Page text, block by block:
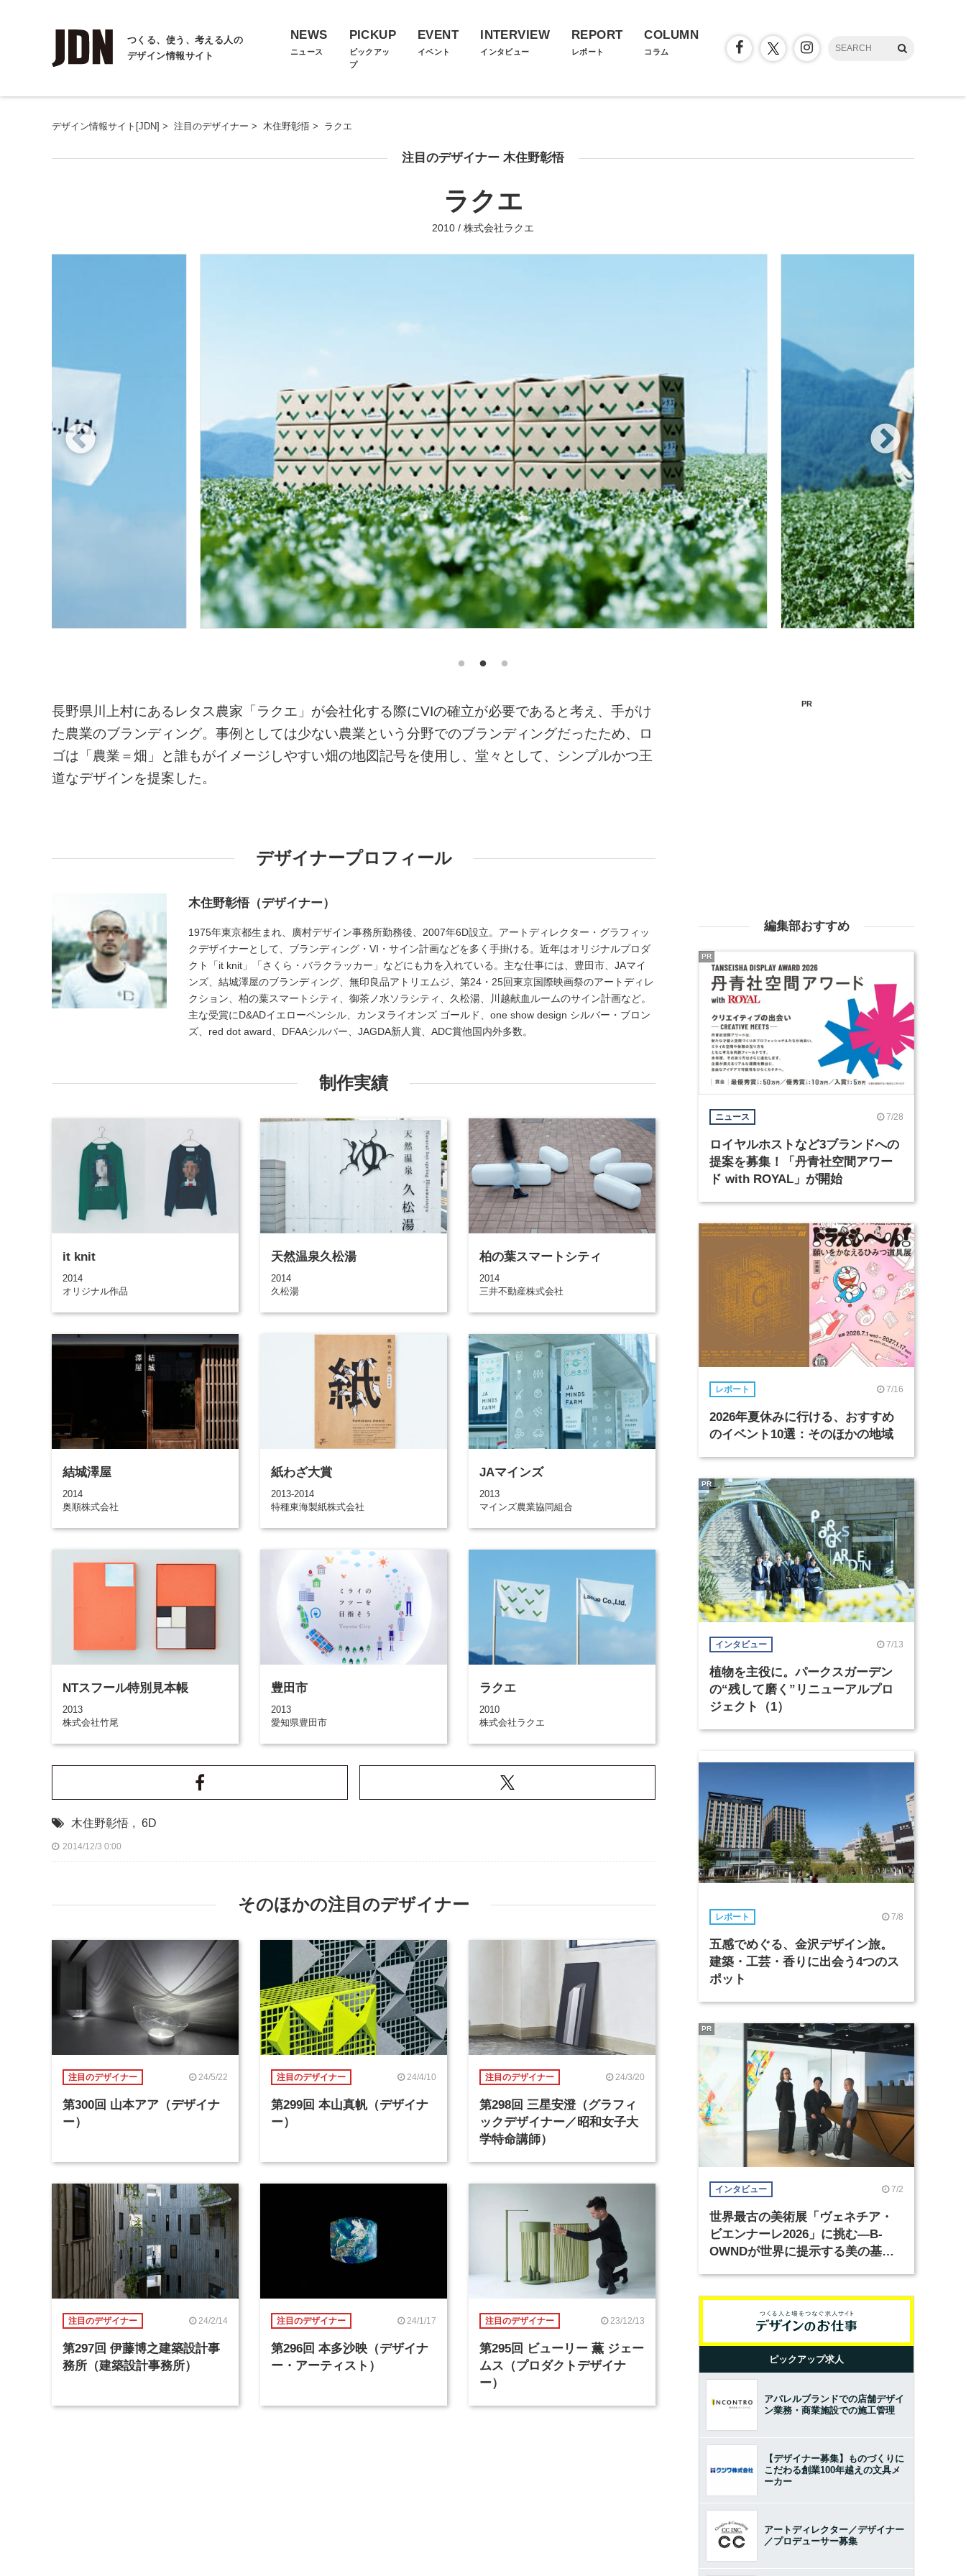
つくる、使う、考える人の
デザイン情報サイト
NEWS
ニュース
PICKUP
ピックアッ
プ
EVENT
イベント
INTERVIEW
インタビュー
REPORT
レポート
COLUMN
コラム
デザイン情報サイト[JDN] > 注目のデザイナー > 木住野彰悟 > ラクエ
注目のデザイナー 木住野彰悟
ラクエ
2010 / 株式会社ラクエ
長野県川上村にあるレタス農家「ラクエ」が会社化する際にVIの確立が必要であると考え、手がけ
た農業のブランディング。事例としては少ない農業という分野でのブランディングだったため、ロ
ゴは「農業＝畑」と誰もがイメージしやすい畑の地図記号を使用し、堂々として、シンプルかつ王
道なデザインを提案した。
デザイナープロフィール
木住野彰悟（デザイナー）
1975年東京都生まれ、廣村デザイン事務所勤務後、2007年6D設立。アートディレクター・グラフィッ
クデザイナーとして、ブランディング・VI・サイン計画などを多く手掛ける。近年はオリジナルプロダ
クト「it knit」「さくら・バラクラッカー」などにも力を入れている。主な仕事には、豊田市、JAマイ
ンズ、結城澤屋のブランディング、無印良品アトリエムジ、第24・25回東京国際映画祭のアートディレ
クション、柏の葉スマートシティ、御茶ノ水ソラシティ、久松湯、川越献血ルームのサイン計画など。
主な受賞にD&ADイエローペンシル、カンヌライオンズ ゴールド、one show design シルバー・ブロン
ズ、red dot award、DFAAシルバー、JAGDA新人賞、ADC賞他国内外多数。
制作実績
it knit
2014
オリジナル作品
天然温泉久松湯
2014
久松湯
柏の葉スマートシティ
2014
三井不動産株式会社
結城澤屋
2014
奥順株式会社
紙わざ大賞
2013-2014
特種東海製紙株式会社
JAマインズ
2013
マインズ農業協同組合
NTスフール特別見本帳
2013
株式会社竹尾
豊田市
2013
愛知県豊田市
ラクエ
2010
株式会社ラクエ
木住野彰悟 , 6D
2014/12/3 0:00
そのほかの注目のデザイナー
注目のデザイナー 24/5/22
第300回 山本アア（デザイナ
ー）
注目のデザイナー 24/4/10
第299回 本山真帆（デザイナ
ー）
注目のデザイナー 24/3/20
第298回 三星安澄（グラフィ
ックデザイナー／昭和女子大
学特命講師）
注目のデザイナー 24/2/14
第297回 伊藤博之建築設計事
務所（建築設計事務所）
注目のデザイナー 24/1/17
第296回 本多沙映（デザイナ
ー・アーティスト）
注目のデザイナー 23/12/13
第295回 ビューリー 薫 ジェー
ムス（プロダクトデザイナ
ー）
PR
編集部おすすめ
ニュース 7/28
ロイヤルホストなど3ブランドへの
提案を募集！「丹青社空間アワー
ド with ROYAL」が開始
PR
レポート 7/16
2026年夏休みに行ける、おすすめ
のイベント10選：そのほかの地域
インタビュー 7/13
植物を主役に。パークスガーデン
の“残して磨く”リニューアルプロ
ジェクト（1）
PR
レポート 7/8
五感でめぐる、金沢デザイン旅。
建築・工芸・香りに出会う4つのス
ポット
インタビュー 7/2
世界最古の美術展「ヴェネチア・
ビエンナーレ2026」に挑む―B-
OWNDが世界に提示する美の基準
PR
ピックアップ求人
アパレルブランドでの店舗デザイ
ン業務・商業施設での施工管理
【デザイナー募集】ものづくりに
こだわる創業100年越えの文具メ
ーカー
アートディレクター／デザイナー
／プロデューサー募集